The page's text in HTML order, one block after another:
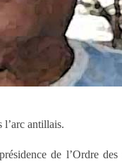
l’arc antillais.
de l’Ordre